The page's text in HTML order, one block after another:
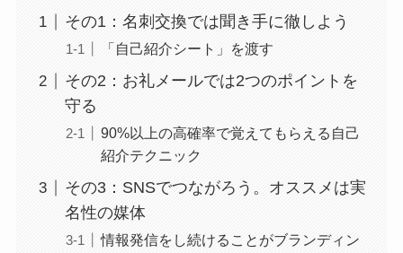
その1：名刺交換では聞き手に徹しよう
「自己紹介シート」を渡す
その2：お礼メールでは2つのポイントを
守る
90%以上の高確率で覚えてもらえる自己
紹介テクニック
その3：SNSでつながろう。オススメは実
名性の媒体
情報発信をし続けることがブランディン